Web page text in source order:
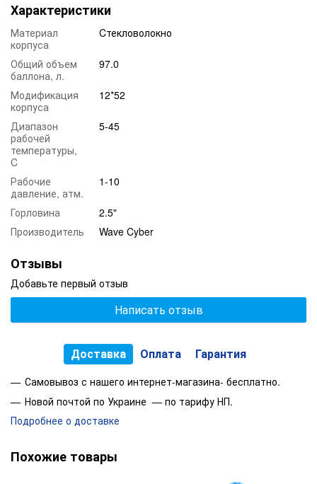
материалов: Filter AG, Гравий, Кварцевый песок, Birm,
Pyrolox, Filtro Smart A, Ecomix, Dowex, Desotec и другие
фильтрующие загрузки.
Возможность подключения множество ручных и
автоматических клапанов управления (Clack, Wave Cyber,
RX).
Возможность применения в разной среде водоочистки.
Устойчив к высоким давлениям и выдерживает до 10
атм.
Характеристики
Материал
корпуса
Cтекловолокно
Общий объем
баллона, л.
97.0
Модификация
корпуса
12*52
Диапазон
рабочей
температуры,
C
5-45
Рабочие
давление, атм.
1-10
Горловина
2.5"
Производитель
Wave Cyber
Отзывы
Добавьте первый отзыв
Написать отзыв
Доставка Оплата Гарантия
Самовывоз с нашего интернет-магазина- бесплатно.
Новой почтой по Украине — по тарифу НП.
Подробнее о доставке
Похожие товары